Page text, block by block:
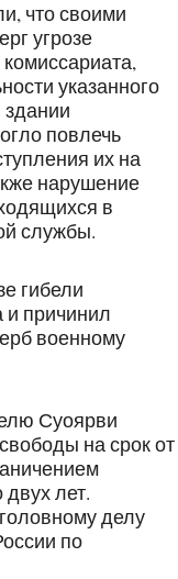
что своими
угрозе
указанного
повлечь
их на
нарушение
в
службы.
гибели
и причинил
военному
Суоярви
на срок от
лет.
делу
по